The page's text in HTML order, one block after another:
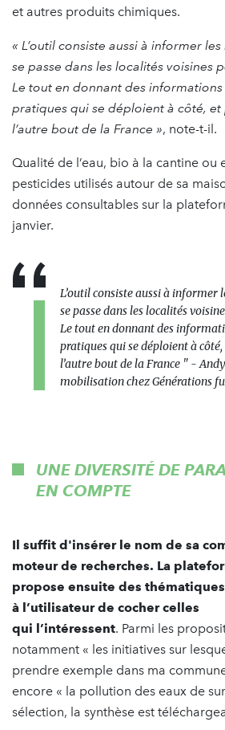
et autres produits chimiques.
« L’outil consiste aussi à informer
se passe dans les localités voisines
Le tout en donnant des
pratiques qui se déploient à côté, et
l’autre bout de la France », note-t-il.
Qualité de l’eau, bio à la cantine ou
pesticides utilisés autour de sa
données consultables sur la
janvier.
L’outil consiste aussi à informer
se passe dans les localités
Le tout en donnant des
pratiques qui se déploient à
l’autre bout de la France " -
mobilisation chez Générations
UNE DIVERSITÉ DE
EN COMPTE
Il suffit d'insérer le nom de sa
moteur de recherches. La
propose ensuite des thématiques
à l’utilisateur de cocher celles
qui l’intéressent. Parmi les
notamment « les initiatives sur
prendre exemple dans ma
encore « la pollution des eaux de
sélection, la synthèse est